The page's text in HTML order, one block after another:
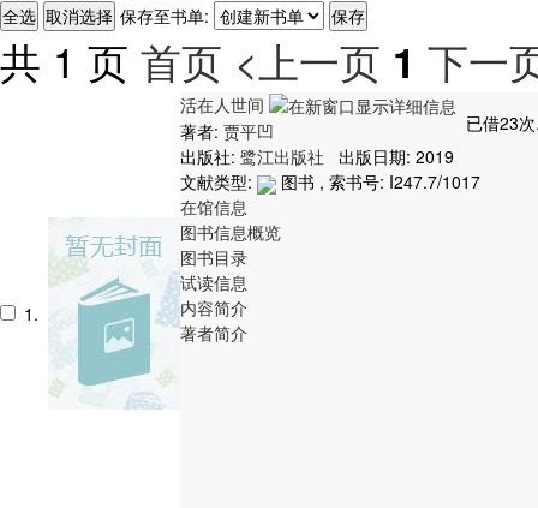
保存至书单:
共 1 页 首页 <上一页 1 下一
1.
活在人世间
已借23
著者: 贾平凹
出版社: 鹭江出版社
出版日期: 2019
文献类型:
图书 , 索书号: I247.7/1017
在馆信息
图书信息概览
图书目录
试读信息
内容简介
著者简介